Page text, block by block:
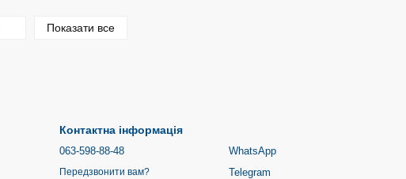
Показати все
Контактна інформація
063-598-88-48
Передзвонити вам?
WhatsApp
Telegram